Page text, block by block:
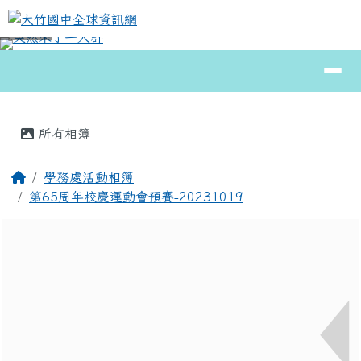
跳至主內容區
大竹國中全球資訊網
⏸
所有相簿
回首頁學務處活動相簿
第65周年校慶運動會預賽-20231019